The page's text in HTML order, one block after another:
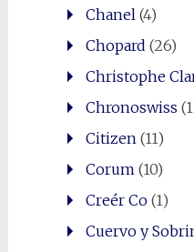
Chanel(4)
Chopard (26)
Christophe
Chronoswiss
Citizen(11)
Corum(10)
Creér Co(1)
Cuervo y